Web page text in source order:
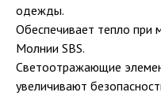
одежды.
Обеспечивает тепло при
Молнии SBS.
Светоотражающие
увеличивают